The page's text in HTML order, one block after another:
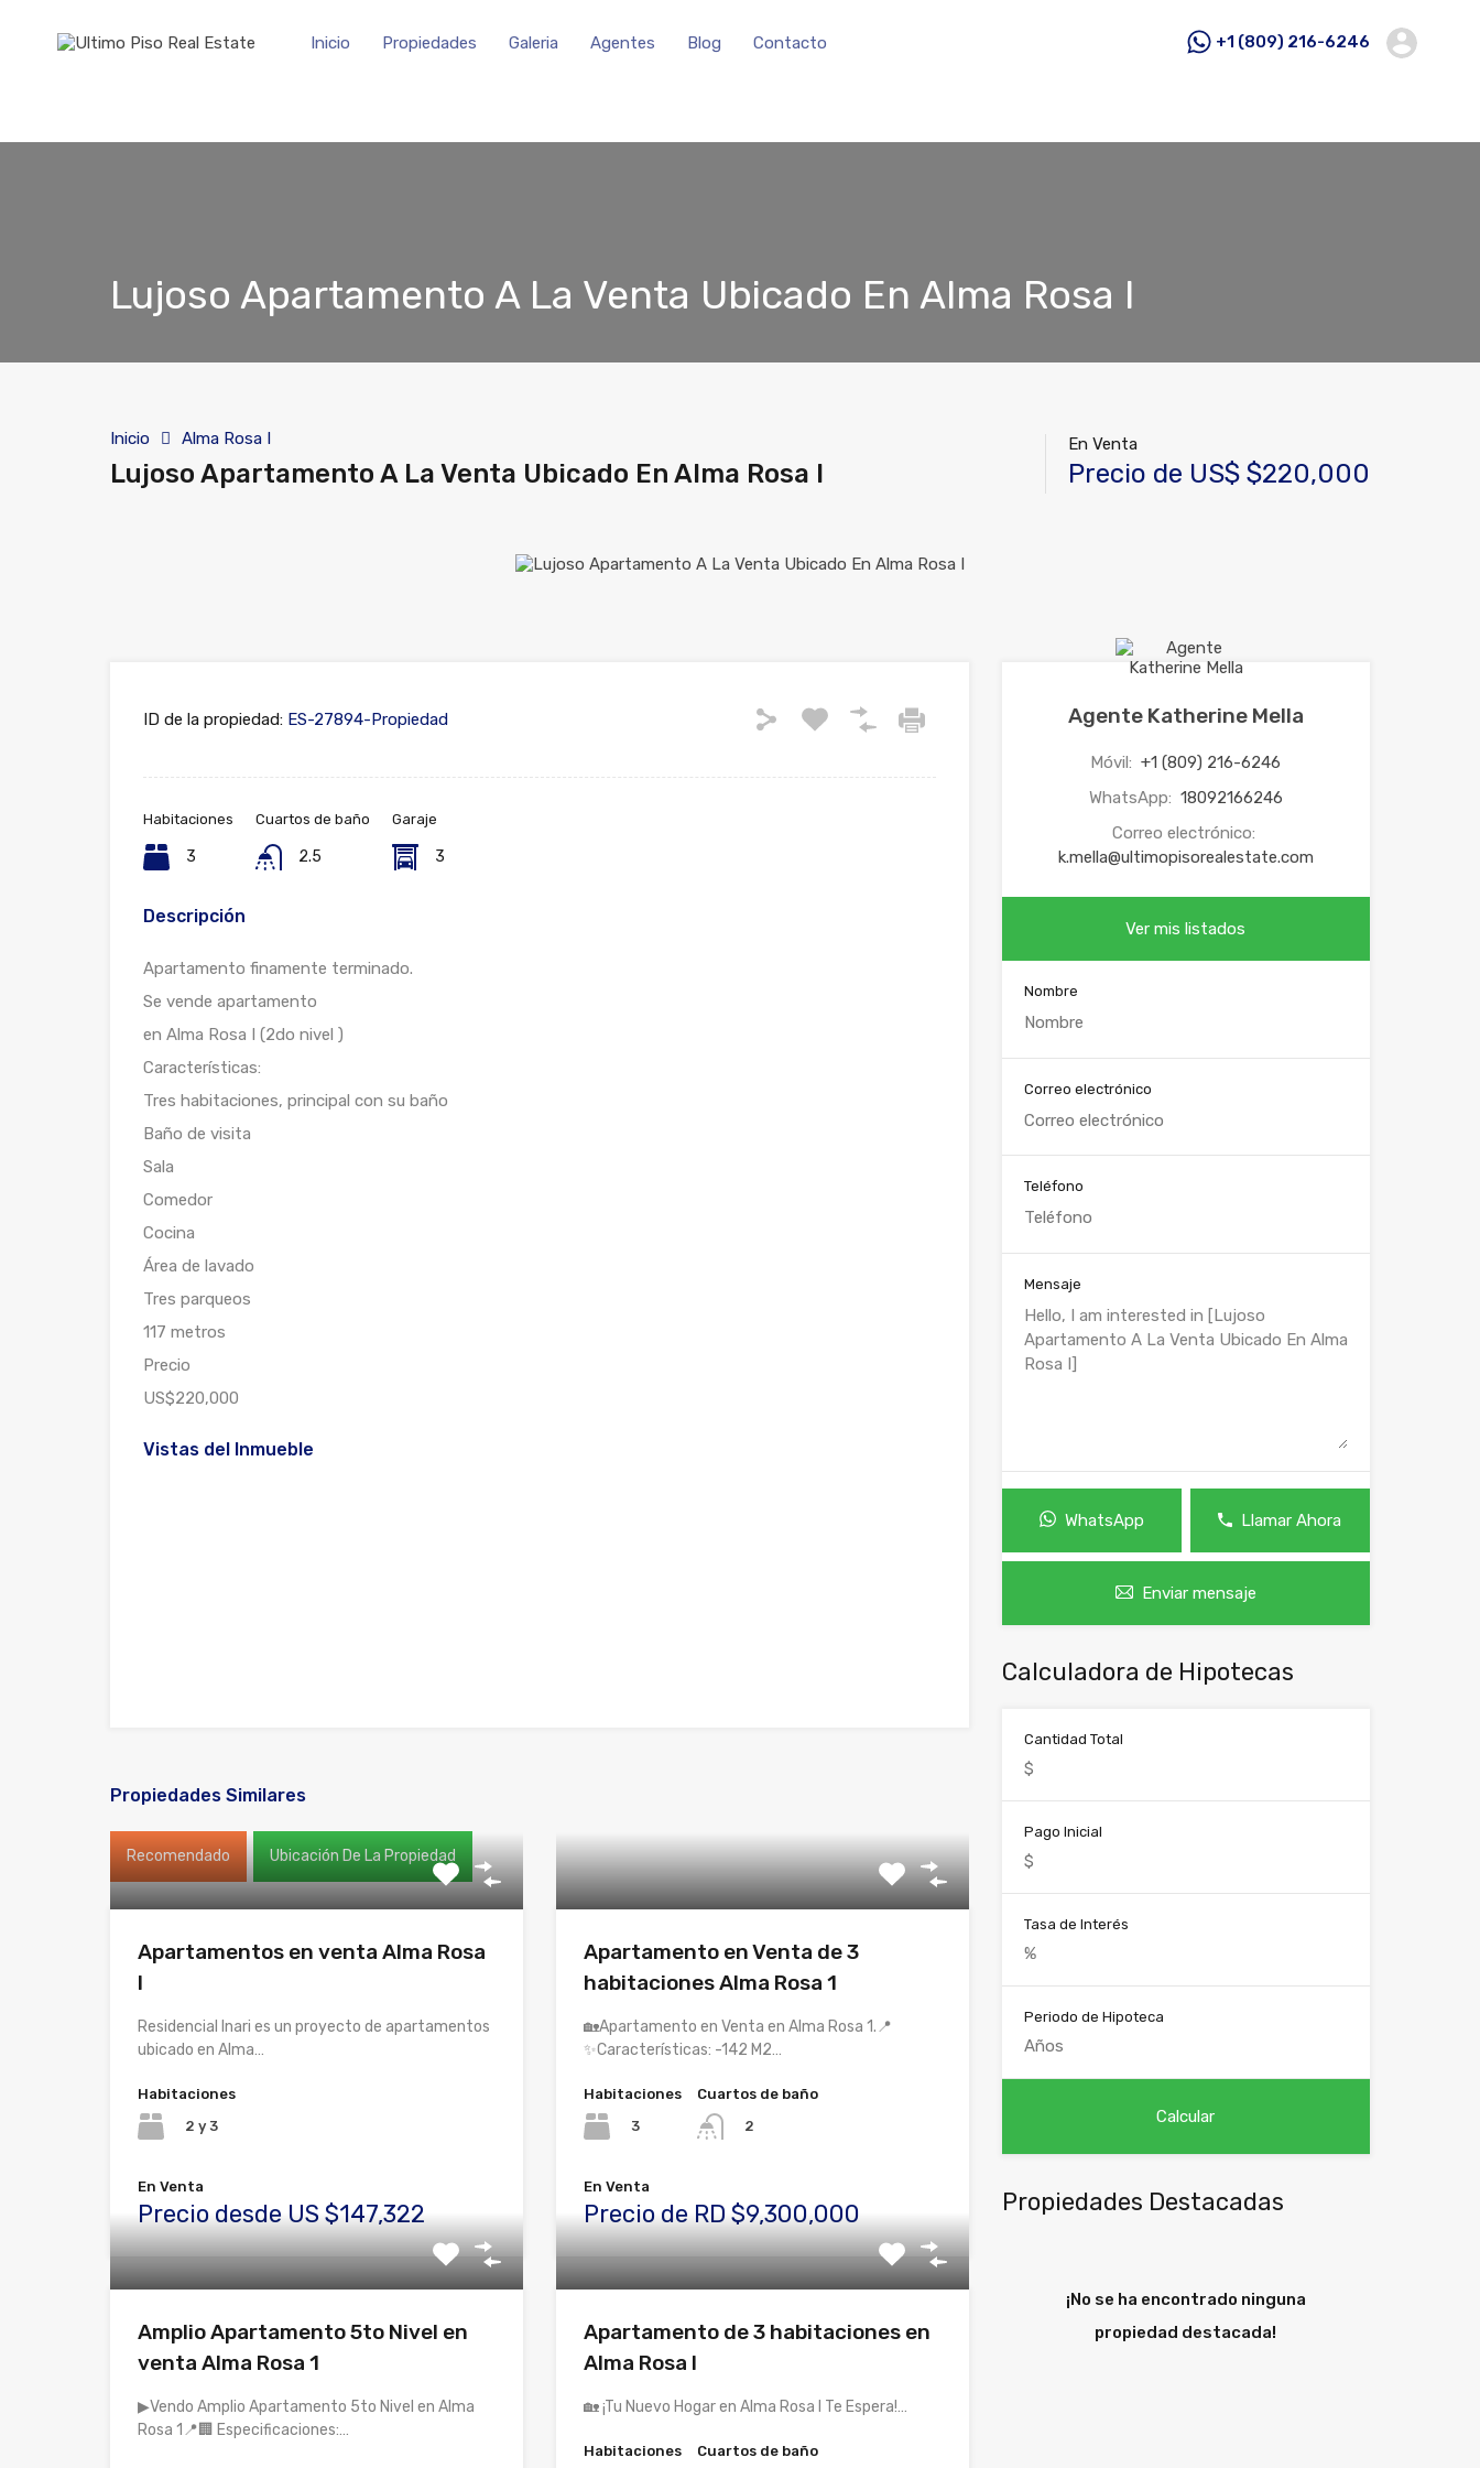
Inicio Propiedades Galeria Agentes Blog Contacto +1 (809) 216-6246
Lujoso Apartamento A La Venta Ubicado En Alma Rosa I
Inicio Alma Rosa I
Lujoso Apartamento A La Venta Ubicado En Alma Rosa I
En Venta
Precio de US$ $220,000
ID de la propiedad: ES-27894-Propiedad
Habitaciones
3
Cuartos de baño
2.5
Garaje
3
Descripción
Apartamento finamente terminado.
Se vende apartamento
en Alma Rosa I (2do nivel )
Características:
Tres habitaciones, principal con su baño
Baño de visita
Sala
Comedor
Cocina
Área de lavado
Tres parqueos
117 metros
Precio
US$220,000
Vistas del Inmueble
Propiedades Similares
Recomendado Ubicación De La Propiedad
Apartamentos en venta Alma Rosa
I
Residencial Inari es un proyecto de apartamentos
ubicado en Alma…
Habitaciones
2 y 3
En Venta
Precio desde US $147,322
Apartamento en Venta de 3
habitaciones Alma Rosa 1
🏡Apartamento en Venta en Alma Rosa 1.📍
✨Características: -142 M2…
Habitaciones
3
Cuartos de baño
2
En Venta
Precio de RD $9,300,000
Amplio Apartamento 5to Nivel en
venta Alma Rosa 1
▶Vendo Amplio Apartamento 5to Nivel en Alma
Rosa 1📍🏢 Especificaciones:…
Apartamento de 3 habitaciones en
Alma Rosa I
🏡 ¡Tu Nuevo Hogar en Alma Rosa I Te Espera!…
Habitaciones Cuartos de baño
Agente Katherine Mella
Móvil: +1 (809) 216-6246
WhatsApp: 18092166246
Correo electrónico:
k.mella@ultimopisorealestate.com
Ver mis listados
Nombre
Correo electrónico
Teléfono
Mensaje
WhatsApp Llamar Ahora
Enviar mensaje
Calculadora de Hipotecas
Cantidad Total
Pago Inicial
Tasa de Interés
Periodo de Hipoteca
Propiedades Destacadas
¡No se ha encontrado ninguna
propiedad destacada!